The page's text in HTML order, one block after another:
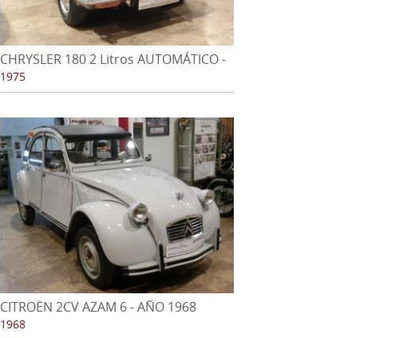
CHRYSLER 180 2 Litros AUTOMÁTICO -
AÑO 1975
1975
CITROËN 2CV AZAM 6 - AÑO 1968
1968